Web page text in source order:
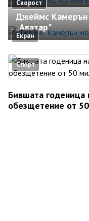
Скорост
Екран
Джеймс Камерън
„Аватар"
Спорт
Бившата годеница
обезщетение от